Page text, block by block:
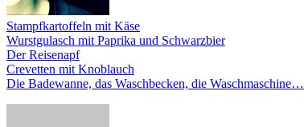
Stampfkartoffeln mit Käse
Wurstgulasch mit Paprika und Schwarzbier
Der Reisenapf
Crevetten mit Knoblauch
Die Badewanne, das Waschbecken, die Waschmaschine…